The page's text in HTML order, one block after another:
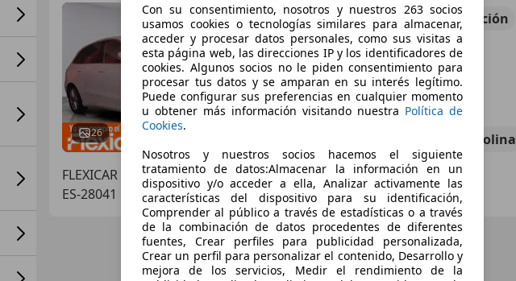
26
€ 18.490 Sin comparación
Gasolina
FLEXICAR MADRID-Av Andalucía
ES-28041 Madrid
Con su consentimiento, nosotros y nuestros 263 socios
usamos cookies o tecnologías similares para almacenar,
acceder y procesar datos personales, como sus visitas a
esta página web, las direcciones IP y los identificadores de
cookies. Algunos socios no le piden consentimiento para
procesar tus datos y se amparan en su interés legítimo.
Puede configurar sus preferencias en cualquier momento
u obtener más información visitando nuestra Política de
Cookies.
Nosotros y nuestros socios hacemos el siguiente
tratamiento de datos:Almacenar la información en un
dispositivo y/o acceder a ella, Analizar activamente las
características del dispositivo para su identificación,
Comprender al público a través de estadísticas o a través
de la combinación de datos procedentes de diferentes
fuentes, Crear perfiles para publicidad personalizada,
Crear un perfil para personalizar el contenido, Desarrollo y
mejora de los servicios, Medir el rendimiento de la